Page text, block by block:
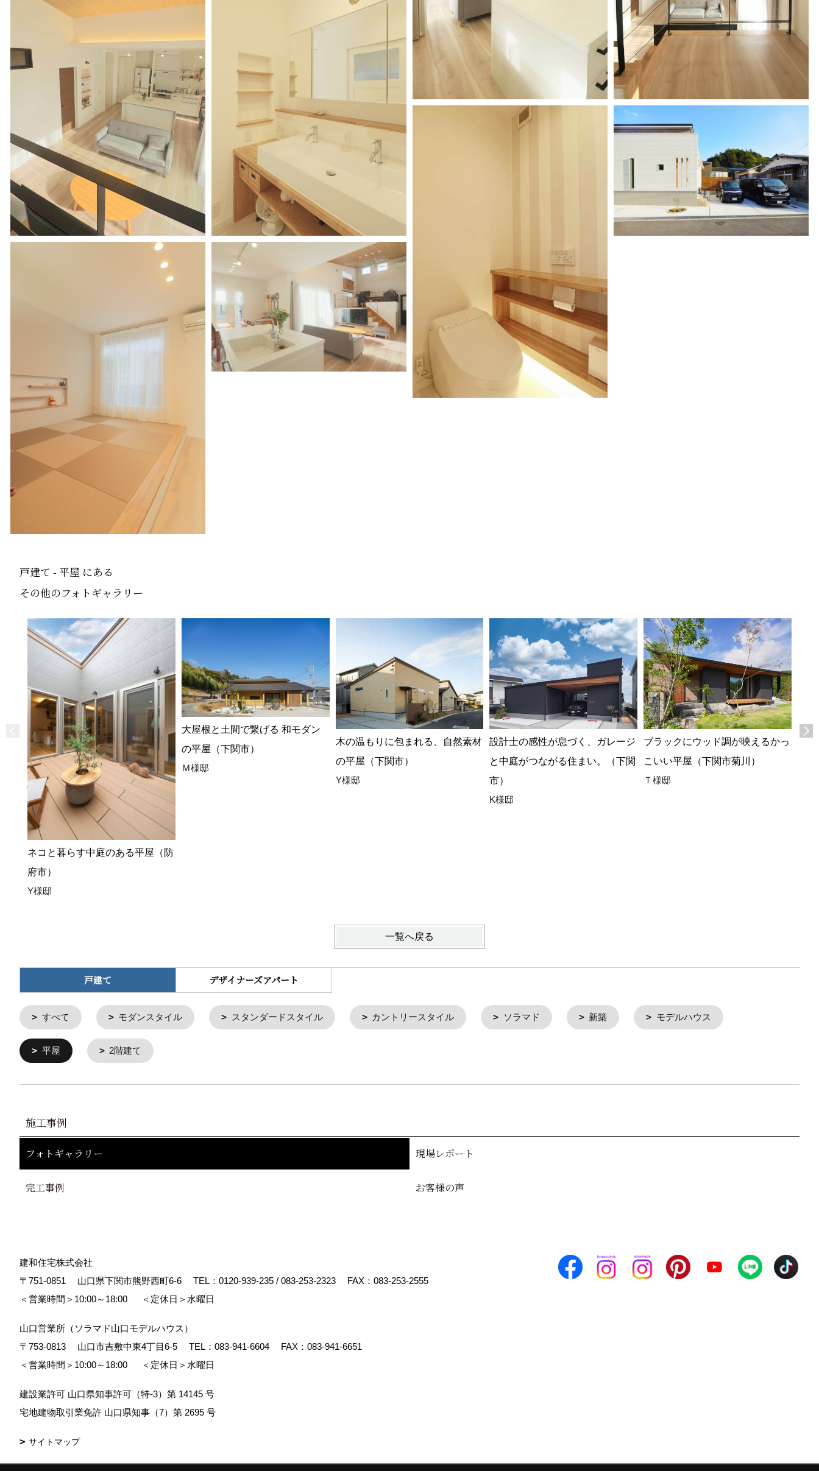
戸建て - 平屋 にある
その他のフォトギャラリー
ネコと暮らす中庭のある平屋（防
府市）
Y様邸
大屋根と土間で繋げる 和モダン
の平屋（下関市）
Ｍ様邸
木の温もりに包まれる、自然素材
の平屋（下関市）
Y様邸
設計士の感性が息づく、ガレージ
と中庭がつながる住まい。（下関
市）
K様邸
ブラックにウッド調が映えるかっ
こいい平屋（下関市菊川）
Ｔ様邸
中
一覧へ戻る
戸建て デザイナーズアパート
すべて モダンスタイル スタンダードスタイル カントリースタイル ソラマド 新築 モデルハウス
平屋 2階建て
施工事例
フォトギャラリー 現場レポート
完工事例 お客様の声
建和住宅株式会社
〒751-0851
山口県下関市熊野西町6-6 TEL： 0120-939-235 / 083-253-2323
FAX：083-253-2555
＜営業時間＞10:00～18:00
＜定休日＞水曜日
山口営業所（ソラマド山口モデルハウス）
〒753-0813
山口市吉敷中東4丁目6-5 TEL： 083-941-6604
FAX：083-941-6651
＜営業時間＞10:00～18:00
＜定休日＞水曜日
建設業許可 山口県知事許可（特-3）第 14145 号
宅地建物取引業免許 山口県知事（7）第 2695 号
サイトマップ